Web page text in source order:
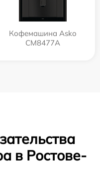
Кофемашина Asko
CM8477A
в Ростове-